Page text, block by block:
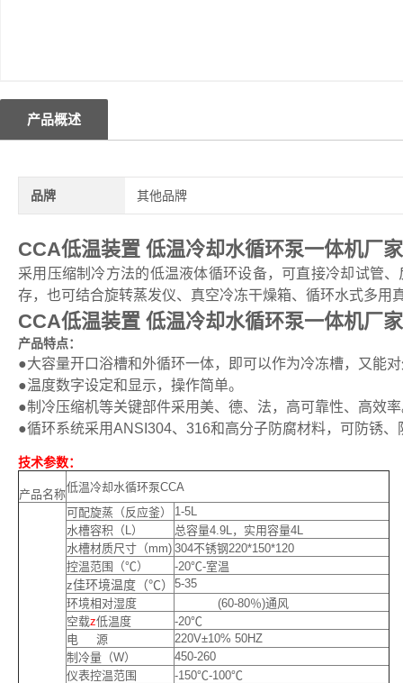
产品概述
品牌 其他品牌
CCA低温装置 低温冷却水循环泵一体机厂家
采用压缩制冷方法的低温液体循环设备，可直接冷却试管
存，也可结合旋转蒸发仪、真空冷冻干燥箱、循环水式多用
CCA低温装置 低温冷却水循环泵一体机厂家
产品特点：
●大容量开口浴槽和外循环一体，即可以作为冷冻槽，又能
●温度数字设定和显示，操作简单。
●制冷压缩机等关键部件采用美、德、法，高可靠性、高效
●循环系统采用ANSI304、316和高分子防腐材料，可防锈
技术参数：
产品名称
低温冷却水循环泵CCA
可配旋蒸（反应釜）
1-5L
水槽容积（L）
总容量4.9L，实用容量4L
水槽材质尺寸（mm) 304不锈钢220*150*120
控温范围（℃）
-20℃-室温
z佳环境温度（℃） 5-35
环境相对湿度
(60-80％)通风
空载z低温度
-20℃
电 源
220V±10% 50HZ
制冷量（W）
450-260
仪表控温范围
-150℃-100℃